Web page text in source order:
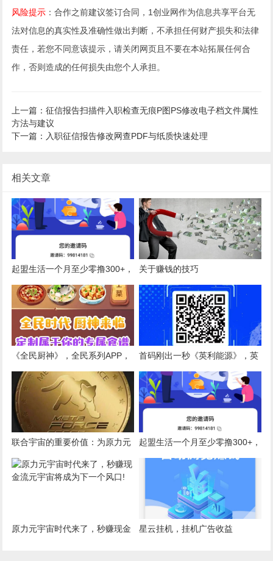
风险提示 ：合作之前建议签订合同，1创业网作为信息共享平台无
法对信息的真实性及准确性做出判断，不承担任何财产损失和法律
责任，若您不同意该提示，请关闭网页且不要在本站拓展任何合
作，否则造成的任何损失由您个人承担。
上一篇：征信报告扫描件入职检查无痕P图PS修改电子档文件属性
方法与建议
下一篇：入职征信报告修改网查PDF与纸质快速处理
相关文章
起盟生活一个月至少零撸300+，
萌豆起步10+一个,每天单边上涨
1-2分（重视布局）
关于赚钱的技巧
《全民厨神》，全民系列APP，
H包领不停
首码刚出一秒《英利能源》，英
利集团倾情打造的能源战略私募
基金
联合宇宙的重要价值：为原力元
宇宙生态发行原始币，会员推广
既可赚到现金流，又可获得升值
起盟生活一个月至少零撸300+，
萌豆起步10+一个,每天单边上涨
1-2分（重视布局）
原力元宇宙时代来了，秒赚现金
星云挂机，挂机广告收益